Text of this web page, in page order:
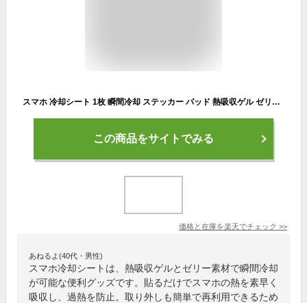
スマホ 冷却シート 1枚 瞬間冷却 ステッカー パッド 熱吸収ゲル ゼリー スマートフォン 携帯電話 iPhone Android 貼り付け 取り外し 再利用可 便利 簡単 グッズ
この商品をサイトでみる
価格と在庫を楽天でチェック >>
あねるよ(40代・男性)
スマホ冷却シートは、熱吸収ゲルとゼリー素材で瞬間冷却
が可能な便利グッズです。貼るだけでスマホの熱を素早く
吸収し、過熱を防止。取り外しも簡単で再利用できるため